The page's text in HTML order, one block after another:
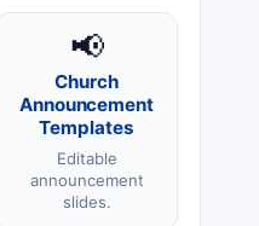
📢
Church
Announcement
Templates
Editable
announcement
slides.